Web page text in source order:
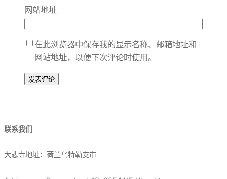
网站地址
在此浏览器中保存我的显示名称、邮箱地址和
网站地址，以便下次评论时使用。
联系我们
大悲寺地址：荷兰乌特勒支市